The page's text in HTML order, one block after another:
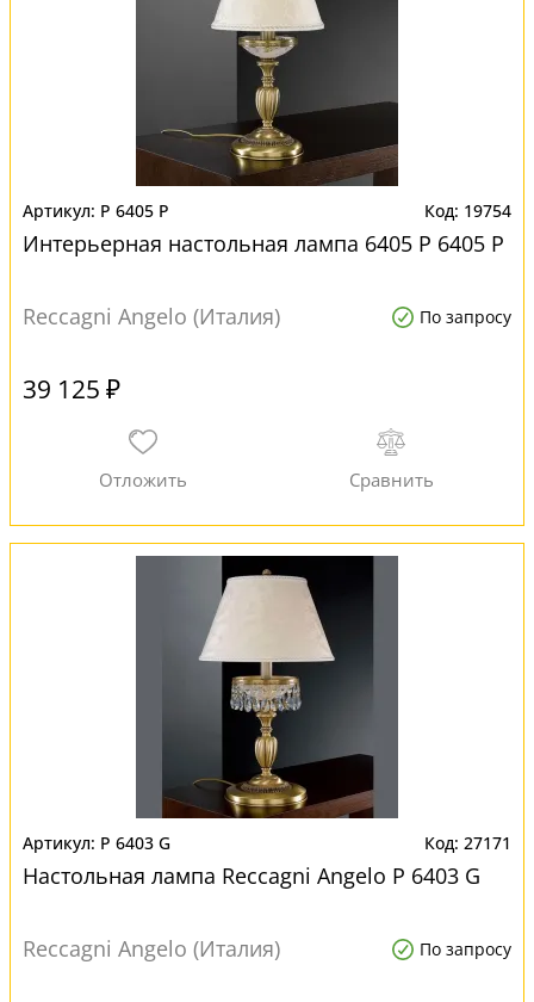
P 6405 P 19754
Интерьерная настольная лампа 6405 P 6405 P
Reccagni Angelo (Италия) По запросу
39 125 ₽
P 6403 G 27171
Настольная лампа Reccagni Angelo P 6403 G
Reccagni Angelo (Италия) По запросу